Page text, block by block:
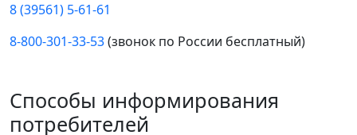
8 (39561) 5-61-61
8-800-301-33-53(звонок по России бесплатный)
Способы информирования
потребителей